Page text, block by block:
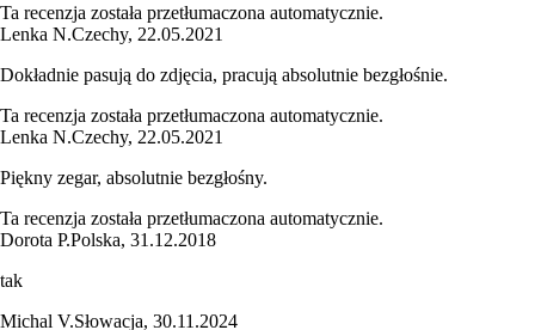
Ta recenzja została przetłumaczona automatycznie.
Lenka N.Czechy, 22.05.2021
Dokładnie pasują do zdjęcia, pracują absolutnie bezgłośnie.
Ta recenzja została przetłumaczona automatycznie.
Lenka N.Czechy, 22.05.2021
Piękny zegar, absolutnie bezgłośny.
Ta recenzja została przetłumaczona automatycznie.
Dorota P.Polska, 31.12.2018
tak
Michal V.Słowacja, 30.11.2024